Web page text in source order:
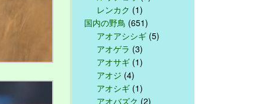
レンカク (1)
国内の野鳥 (651)
アオアシシギ (5)
アオゲラ (3)
アオサギ (1)
アオジ (4)
アオシギ (1)
アオバズク (2)